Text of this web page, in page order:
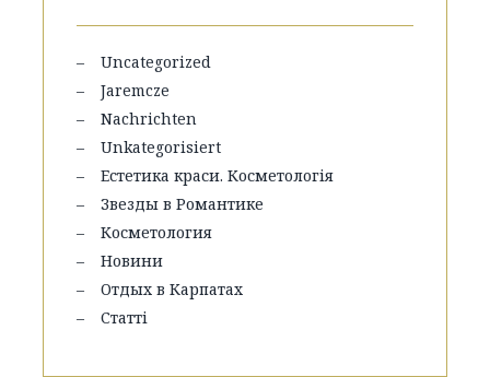
Uncategorized
Jaremcze
Nachrichten
Unkategorisiert
Естетика краси. Косметологія
Звезды в Романтике
Косметология
Новини
Отдых в Карпатах
Статті